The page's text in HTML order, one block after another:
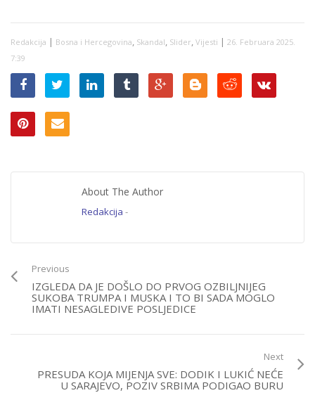
Aerodrom Sarajevo,
rudnici…
Redakcija | Bosna i Hercegovina, Skandal, Slider, Vijesti | 26. Februara 2025.
7:39
About The Author
Redakcija -
Previous
IZGLEDA DA JE DOŠLO DO PRVOG OZBILJNIJEG
SUKOBA TRUMPA I MUSKA I TO BI SADA MOGLO
IMATI NESAGLEDIVE POSLJEDICE
Next
PRESUDA KOJA MIJENJA SVE: DODIK I LUKIĆ NEĆE
U SARAJEVO, POZIV SRBIMA PODIGAO BURU